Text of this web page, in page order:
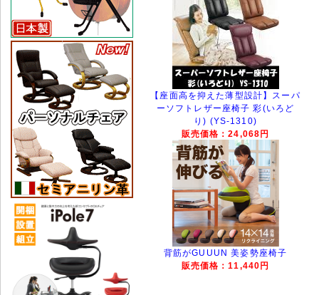
【座面高を抑えた薄型設計】スーパ
ーソフトレザー座椅子 彩(いろど
り) (YS-1310)
販売価格：24,068円
背筋がGUUUN 美姿勢座椅子
販売価格：11,440円